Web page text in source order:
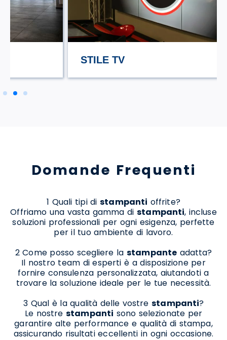
Domande Frequenti
1 Quali tipi distampanti offrite?
Offriamo una vasta gamma distampanti, incluse
soluzioni professionali per ogni esigenza, perfette
per il tuo ambiente di lavoro.
2 Come posso scegliere lastampante adatta?
Il nostro team di esperti è a disposizione per
fornire consulenza personalizzata, aiutandoti a
trovare la soluzione ideale per le tue necessità.
3 Qual è la qualità delle vostrestampanti?
Le nostrestampanti sono selezionate per
garantire alte performance e qualità di stampa,
assicurando risultati eccellenti in ogni occasione.